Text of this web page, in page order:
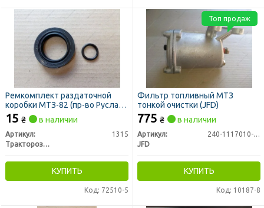
Ремкомплект раздаточной
коробки МТЗ-82 (пр-во Руслан-
Комплект)
15 ₴ в наличии
Артикул:
1315
Тракторозапчасть г. Ромны
КУПИТЬ
Код: 72510-5
Фильтр топливный МТЗ
тонкой очистки (JFD)
775 ₴ в наличии
Артикул:
240-1117010-А-01
JFD
КУПИТЬ
Код: 10187-8
Топ продаж